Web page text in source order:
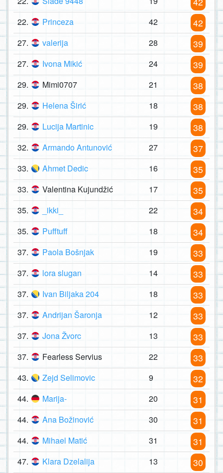
22. Princeza 42 42
27. valerija 28 39
27. Ivona Mikić 24 39
29. Mimi0707 21 38
29. Helena Širić 18 38
29. Lucija Martinic 19 38
32. Armando Antunović 27 37
33. Ahmet Dedic 16 35
33. Valentina Kujundžić 17 35
35. _ikki_ 22 34
35. Pufftuff 18 34
37. Paola Bošnjak 19 33
37. lora slugan 14 33
37. Ivan Biljaka 204 18 33
37. Andrijan Šaronja 12 33
37. Jona Žvorc 13 33
37. Fearless Servius 22 33
43. Zejd Selimovic 9 32
44. Marija- 20 31
44. Ana Božinović 30 31
44. Mihael Matić 31 31
47. Klara Dzelalija 13 30